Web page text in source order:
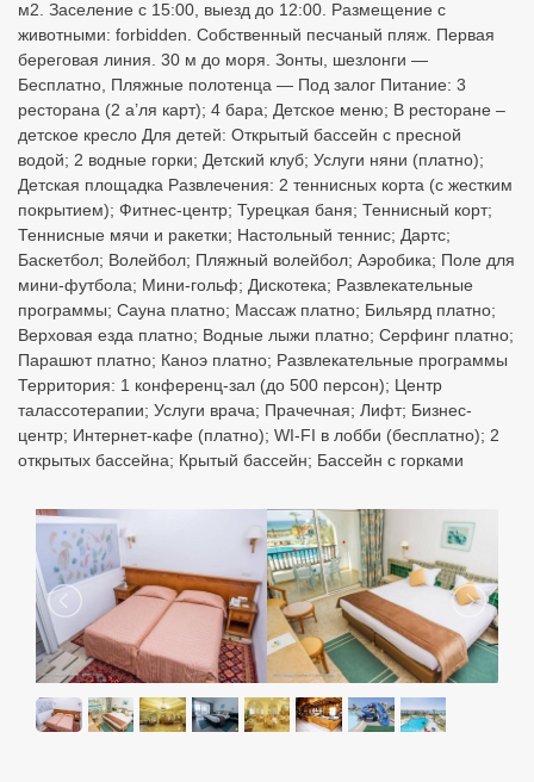
м2. Заселение с 15:00, выезд до 12:00. Размещение с
животными: forbidden. Собственный песчаный пляж. Первая
береговая линия. 30 м до моря. Зонты, шезлонги —
Бесплатно, Пляжные полотенца — Под залог Питание: 3
ресторана (2 а’ля карт); 4 бара; Детское меню; В ресторане –
детское кресло Для детей: Открытый бассейн с пресной
водой; 2 водные горки; Детский клуб; Услуги няни (платно);
Детская площадка Развлечения: 2 теннисных корта (с жестким
покрытием); Фитнес-центр; Турецкая баня; Теннисный корт;
Теннисные мячи и ракетки; Настольный теннис; Дартс;
Баскетбол; Волейбол; Пляжный волейбол; Аэробика; Поле для
мини-футбола; Мини-гольф; Дискотека; Развлекательные
программы; Сауна платно; Массаж платно; Бильярд платно;
Верховая езда платно; Водные лыжи платно; Серфинг платно;
Парашют платно; Каноэ платно; Развлекательные программы
Территория: 1 конференц-зал (до 500 персон); Центр
талассотерапии; Услуги врача; Прачечная; Лифт; Бизнес-
центр; Интернет-кафе (платно); WI-FI в лобби (бесплатно); 2
открытых бассейна; Крытый бассейн; Бассейн с горками